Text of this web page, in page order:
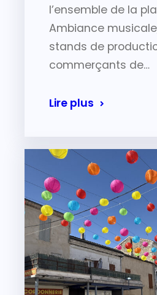
l’ensemble de la
Ambiance
stands de
commerçants de…
Lire plus